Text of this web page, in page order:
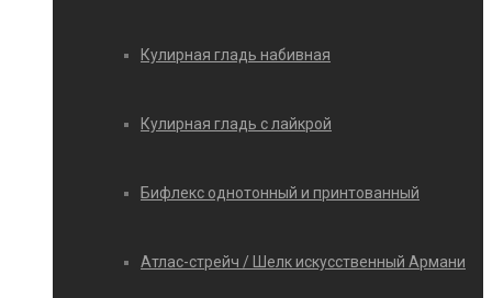
Кулирная гладь набивная
Кулирная гладь с лайкрой
Бифлекс однотонный и принтованный
Атлас-стрейч / Шелк искусственный Армани